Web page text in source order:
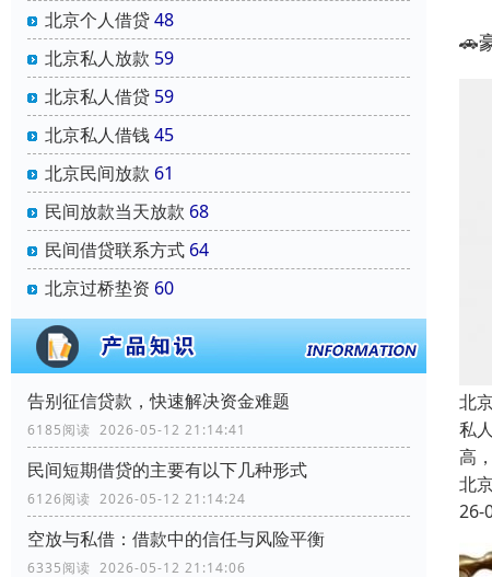
北京个人借贷48
北京私人放款 59
北京私人借贷 59
北京私人借钱45
北京民间放款 61
民间放款当天放款 68
民间借贷联系方式 64
北京过桥垫资 60
告别征信贷款，快速解决资金难题
6185阅读 2026-05-12 21:14:41
民间短期借贷的主要有以下几种形式
6126阅读 2026-05-12 21:14:24
空放与私借：借款中的信任与风险平衡
6335阅读 2026-05-12 21:14:06
🚗
北
私
高
北
26-